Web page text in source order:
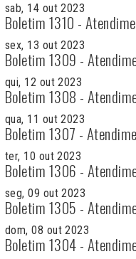
sab, 14 out 2023
Boletim 1310 -
sex, 13 out 2023
Boletim 1309 -
qui, 12 out 2023
Boletim 1308 -
qua, 11 out 2023
Boletim 1307 -
ter, 10 out 2023
Boletim 1306 -
seg, 09 out 2023
Boletim 1305 -
dom, 08 out 2023
Boletim 1304 -